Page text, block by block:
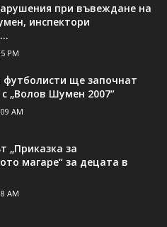
при въвеждане на
инспектори
PM
ще започнат
„Волов Шумен 2007“
AM
„Приказка за
магаре“ за децата в
AM